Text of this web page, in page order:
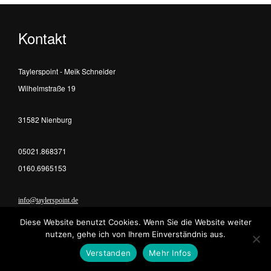
Kontakt
Taylerspoint - Meik Schneider
Wilhelmstraße 19
31582 Nienburg
05021.868371
0160.6965153
info@taylerspoint.de
Professionalmediaproductionsince 2004
Diese Website benutzt Cookies. Wenn Sie die Website weiter
nutzen, gehe ich von Ihrem Einverständnis aus.
Verstanden
Mehr Infos